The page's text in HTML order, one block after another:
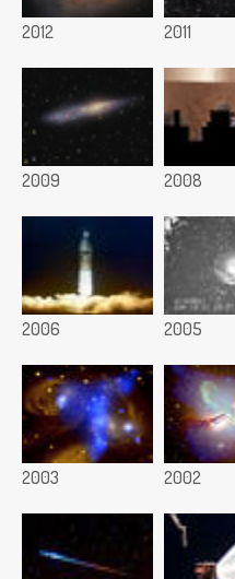
2012 2011
2009 2008
2006 2005
2003 2002